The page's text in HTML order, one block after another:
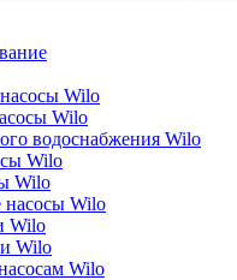
Wilo
Wilo
водоснабжения Wilo
Wilo
Wilo
насосы Wilo
Wilo
Wilo
Wilo